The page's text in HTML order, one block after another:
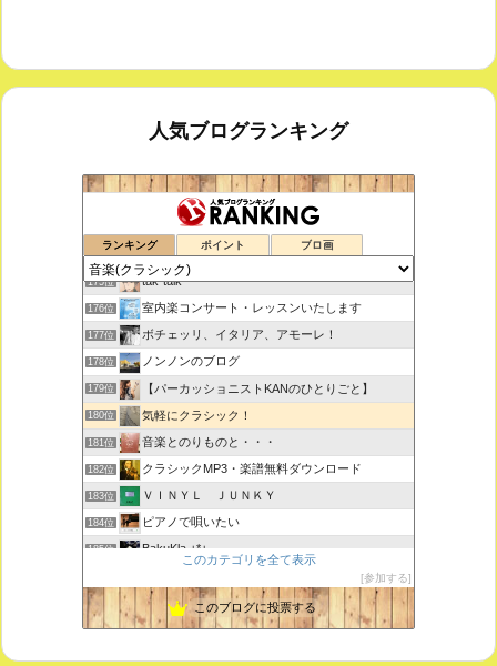
人気ブログランキング
ランキング ポイント ブロ画
鑑賞空間・忘れられない作品
174位 思えば遠くへ来たもんだ
175位 tak-talk
176位 室内楽コンサート・レッスンいたします
177位 ボチェッリ、イタリア、アモーレ！
178位 ノンノンのブログ
179位 【パーカッショニストKANのひとりごと】
180位 気軽にクラシック！
181位 音楽とのりものと・・・
182位 クラシックMP3・楽譜無料ダウンロード
183位 ＶＩＮＹＬ ＪＵＮＫＹ
184位 ピアノで唄いたい
185位 BakuKla +*+
187位 ときどき書きます♪
このカテゴリを全て表示
参加する
このブログに投票する